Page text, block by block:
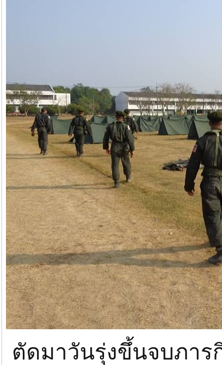
ตัดมาวันรุ่งขึ้นจบภาร